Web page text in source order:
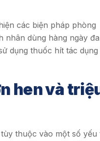
các biện pháp phòng
nhân dùng hàng ngày
dụng thuốc hít tác dụng
hen và
thuộc vào một số yếu